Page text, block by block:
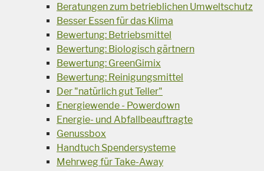
Beratungen zum betrieblichen Umweltschutz
Besser Essen für das Klima
Bewertung: Betriebsmittel
Bewertung: Biologisch gärtnern
Bewertung: GreenGimix
Bewertung: Reinigungsmittel
Der "natürlich gut Teller"
Energiewende - Powerdown
Energie- und Abfallbeauftragte
Genussbox
Handtuch Spendersysteme
Mehrweg für Take-Away